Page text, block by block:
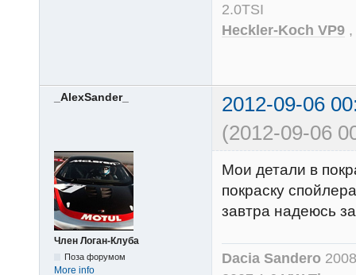
2.0TSI
Heckler-Koch VP9 ,
_AlexSander_
2012-09-06
(2012-09-06
Член Логан-Клуба
Поза форумом
More info
Мои детали в
покраску
завтра надеюсь
Dacia Sandero